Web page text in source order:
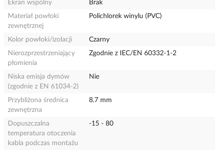
Ekran wspólny
Brak
Materiał powłoki
zewnętrznej
Polichlorek winylu (PVC)
Kolor powłoki/izolacji
Czarny
Nierozprzestrzeniający
płomienia
Zgodnie z IEC/EN 60332-1-2
Niska emisja dymów
(zgodnie z EN 61034-2)
Nie
Przybliżona średnica
zewnętrzna
8.7 mm
Dopuszczalna
temperatura otoczenia
kabla podczas montażu
-15 - 80